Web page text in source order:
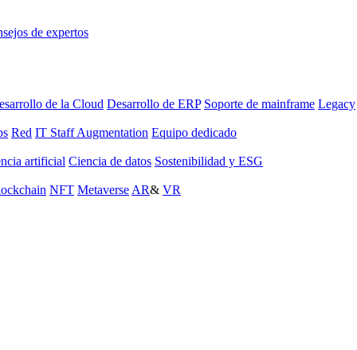
de expertos
de la Cloud Desarrollo de ERP Soporte de mainframe Legacy
Red IT Staff Augmentation Equipo dedicado
artificial Ciencia de datos Sostenibilidad y ESG
NFT Metaverse AR& VR